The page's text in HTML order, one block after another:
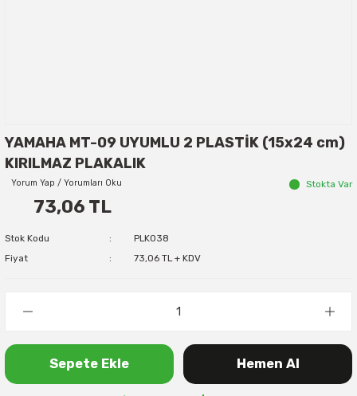
YAMAHA MT-09 UYUMLU 2 PLASTİK (15x24 cm)
KIRILMAZ PLAKALIK
Yorum Yap / Yorumları Oku Stokta Var
73,06 TL
Stok Kodu
PLK038
Fiyat
73,06 TL + KDV
Sepete Ekle Hemen Al